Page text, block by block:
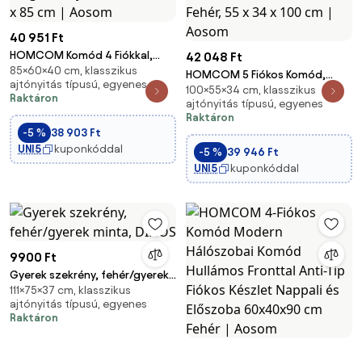
40 951 Ft
HOMCOM Komód 4 Fiókkal,
Oldalfiókos Szekrény, Modern
Dizájn, Magas Fényű Fehér, 60 x
40 x 85 cm | Aosom
85×60×40 cm, klasszikus
ajtónyitás típusú, egyenes
Raktáron
-5 % 38 903 Ft
UNI5
kuponkóddal
42 048 Ft
HOMCOM 5 Fiókos Komód,
Modern Fiókos Szekrény,
Nappali, Hálószoba, Előszoba,
Fehér, 55 x 34 x 100 cm | Aosom
100×55×34 cm, klasszikus
ajtónyitás típusú, egyenes
Raktáron
-5 % 39 946 Ft
UNI5
kuponkóddal
9900 Ft
Gyerek szekrény, fehér/gyerek
minta, DINOS
111×75×37 cm, klasszikus
ajtónyitás típusú, egyenes
Raktáron